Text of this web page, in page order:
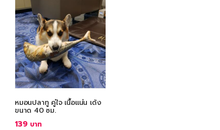
หมอนปลาทู คู่ใจ เนื้อแน่น เด้ง
ขนาด 40 ซม.
139